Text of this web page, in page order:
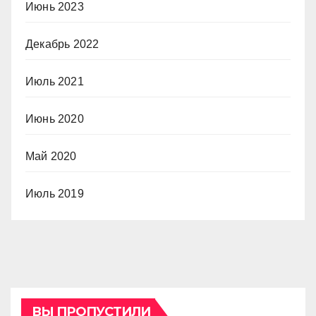
Июнь 2023
Декабрь 2022
Июль 2021
Июнь 2020
Май 2020
Июль 2019
ВЫ ПРОПУСТИЛИ